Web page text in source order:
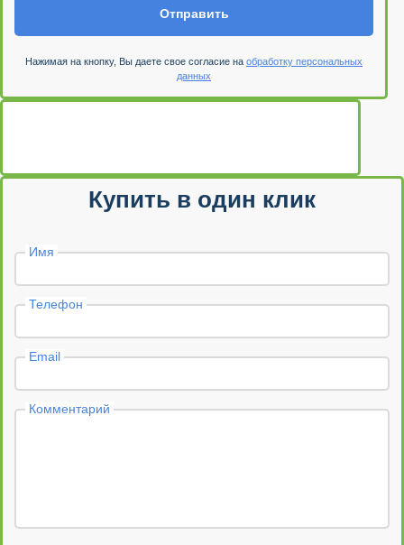
Отправить
Нажимая на кнопку, Вы даете свое согласие на обработку персональных
данных
Купить в один клик
Имя
Телефон
Email
Комментарий